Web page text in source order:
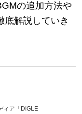
の追加方法や
底解説していき
ィア「DIGLE